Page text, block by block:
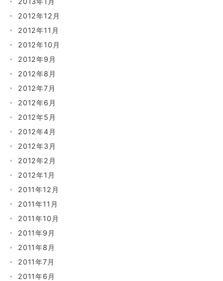
2012年12月
2012年11月
2012年10月
2012年9月
2012年8月
2012年7月
2012年6月
2012年5月
2012年4月
2012年3月
2012年2月
2012年1月
2011年12月
2011年11月
2011年10月
2011年9月
2011年8月
2011年7月
2011年6月